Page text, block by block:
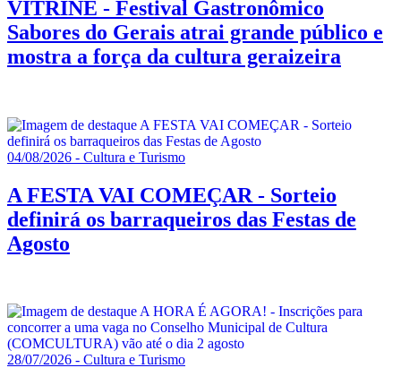
VITRINE - Festival Gastronômico
Sabores do Gerais atrai grande público e
mostra a força da cultura geraizeira
04/08/2026 - Cultura e Turismo
A FESTA VAI COMEÇAR - Sorteio
definirá os barraqueiros das Festas de
Agosto
28/07/2026 - Cultura e Turismo